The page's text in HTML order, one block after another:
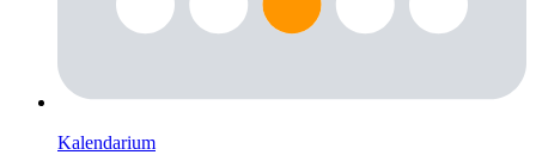
Kalendarium